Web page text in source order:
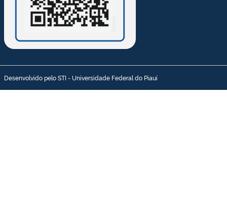
Desenvolvido pelo STI - Universidade Federal do Piauí